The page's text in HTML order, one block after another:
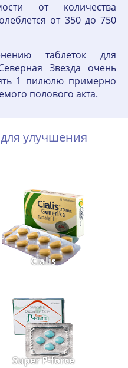
от количества
от 350 до 750
таблеток для
Звезда очень
1 пилюлю примерно
полового акта.
улучшения
Cialis
Super P-force